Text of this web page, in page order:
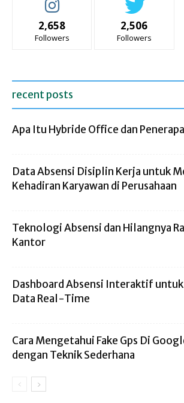
2,658
Followers
2,506
Followers
recent posts
Apa Itu Hybride Office dan
Data Absensi Disiplin Kerja untuk
Kehadiran Karyawan di Perusahaan
Teknologi Absensi dan Hilangnya
Kantor
Dashboard Absensi Interaktif
Data Real-Time
Cara Mengetahui Fake Gps Di
dengan Teknik Sederhana